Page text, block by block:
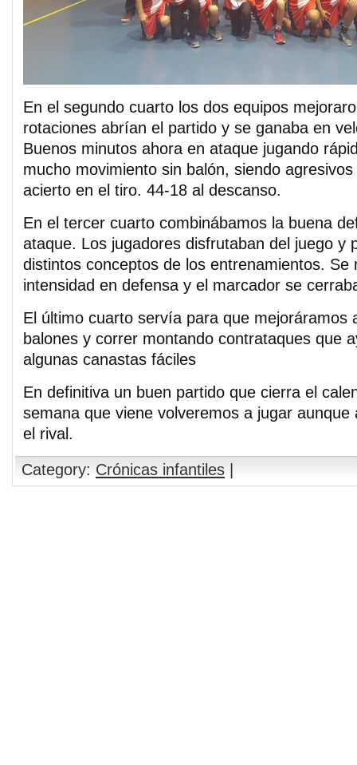
En el segundo cuarto los dos equipos
rotaciones abrían el partido y se ganaba en
Buenos minutos ahora en ataque jugando
mucho movimiento sin balón, siendo
acierto en el tiro. 44-18 al descanso.
En el tercer cuarto combinábamos la buena
ataque. Los jugadores disfrutaban del juego y
distintos conceptos de los entrenamientos. Se
intensidad en defensa y el marcador se
El último cuarto servía para que mejoráramos
balones y correr montando contrataques que
algunas canastas fáciles
En definitiva un buen partido que cierra el
semana que viene volveremos a jugar aunque
el rival.
Category: Crónicas infantiles |